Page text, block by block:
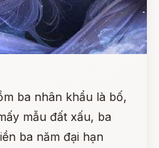
ba nhân khẩu là bố,
mẫu đất xấu, ba
ba năm đại hạn